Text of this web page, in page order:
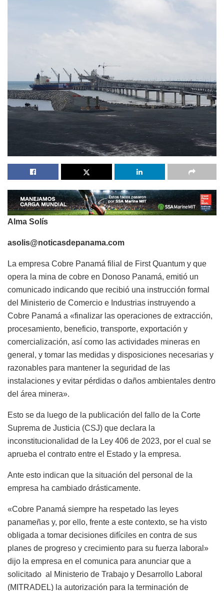
Alma Solís
asolis@noticasdepanama.com
La empresa Cobre Panamá filial de First Quantum y que
opera la mina de cobre en Donoso Panamá, emitió un
comunicado indicando que recibió una instrucción formal
del Ministerio de Comercio e Industrias instruyendo a
Cobre Panamá a «finalizar las operaciones de extracción,
procesamiento, beneficio, transporte, exportación y
comercialización, así como las actividades mineras en
general, y tomar las medidas y disposiciones necesarias y
razonables para mantener la seguridad de las
instalaciones y evitar pérdidas o daños ambientales dentro
del área minera».
Esto se da luego de la publicación del fallo de la Corte
Suprema de Justicia (CSJ) que declara la
inconstitucionalidad de la Ley 406 de 2023, por el cual se
aprueba el contrato entre el Estado y la empresa.
Ante esto indican que la situación del personal de la
empresa ha cambiado drásticamente.
«Cobre Panamá siempre ha respetado las leyes
panameñas y, por ello, frente a este contexto, se ha visto
obligada a tomar decisiones difíciles en contra de sus
planes de progreso y crecimiento para su fuerza laboral»
dijo la empresa en el comunica para anunciar que a
solicitado al Ministerio de Trabajo y Desarrollo Laboral
(MITRADEL) la autorización para la terminación de